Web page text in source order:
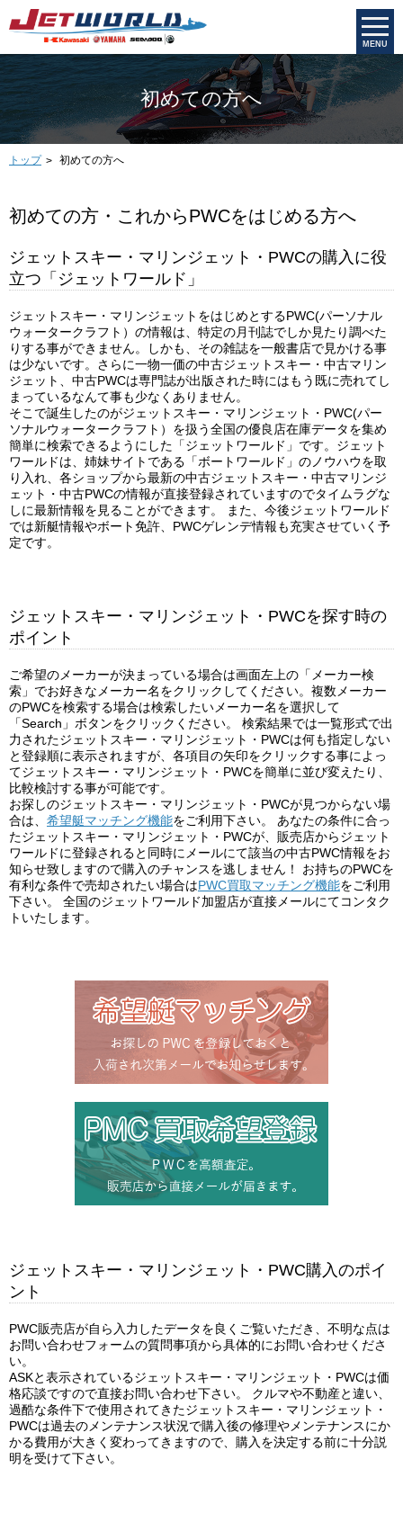
MENU
初めての方へ
トップ 初めての方へ
初めての方・これからPWCをはじめる方へ
ジェットスキー・マリンジェット・PWCの購入に役
立つ「ジェットワールド」
ジェットスキー・マリンジェットをはじめとするPWC(パーソナル
ウォータークラフト）の情報は、特定の月刊誌でしか見たり調べた
りする事ができません。しかも、その雑誌を一般書店で見かける事
は少ないです。さらに一物一価の中古ジェットスキー・中古マリン
ジェット、中古PWCは専門誌が出版された時にはもう既に売れてし
まっているなんて事も少なくありません。
そこで誕生したのがジェットスキー・マリンジェット・PWC(パー
ソナルウォータークラフト）を扱う全国の優良店在庫データを集め
簡単に検索できるようにした「ジェットワールド」です。ジェット
ワールドは、姉妹サイトである「ボートワールド」のノウハウを取
り入れ、各ショップから最新の中古ジェットスキー・中古マリンジ
ェット・中古PWCの情報が直接登録されていますのでタイムラグな
しに最新情報を見ることができます。 また、今後ジェットワールド
では新艇情報やボート免許、PWCゲレンデ情報も充実させていく予
定です。
ジェットスキー・マリンジェット・PWCを探す時の
ポイント
ご希望のメーカーが決まっている場合は画面左上の「メーカー検
索」でお好きなメーカー名をクリックしてください。複数メーカー
のPWCを検索する場合は検索したいメーカー名を選択して
「Search」ボタンをクリックください。 検索結果では一覧形式で出
力されたジェットスキー・マリンジェット・PWCは何も指定しない
と登録順に表示されますが、各項目の矢印をクリックする事によっ
てジェットスキー・マリンジェット・PWCを簡単に並び変えたり、
比較検討する事が可能です。
お探しのジェットスキー・マリンジェット・PWCが見つからない場
合は、 希望艇マッチング機能をご利用下さい。 あなたの条件に合っ
たジェットスキー・マリンジェット・PWCが、販売店からジェット
ワールドに登録されると同時にメールにて該当の中古PWC情報をお
知らせ致しますので購入のチャンスを逃しません！ お持ちのPWCを
有利な条件で売却されたい場合はPWC買取マッチング機能をご利用
下さい。 全国のジェットワールド加盟店が直接メールにてコンタク
トいたします。
ジェットスキー・マリンジェット・PWC購入のポイ
ント
PWC販売店が自ら入力したデータを良くご覧いただき、不明な点は
お問い合わせフォームの質問事項から具体的にお問い合わせくださ
い。
ASKと表示されているジェットスキー・マリンジェット・PWCは価
格応談ですので直接お問い合わせ下さい。 クルマや不動産と違い、
過酷な条件下で使用されてきたジェットスキー・マリンジェット・
PWCは過去のメンテナンス状況で購入後の修理やメンテナンスにか
かる費用が大きく変わってきますので、購入を決定する前に十分説
明を受けて下さい。